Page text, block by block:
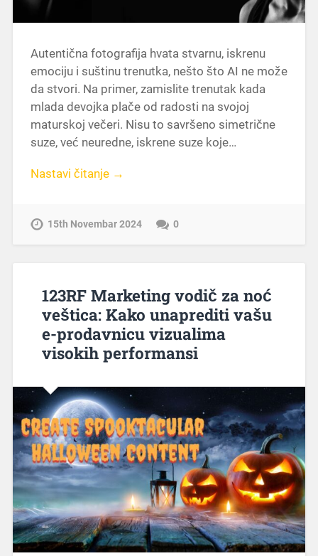
Autentična fotografija hvata stvarnu, iskrenu
emociju i suštinu trenutka, nešto što AI ne može
da stvori. Na primer, zamislite trenutak kada
mlada devojka plače od radosti na svojoj
maturskoj večeri. Nisu to savršeno simetrične
suze, već neuredne, iskrene suze koje…
Nastavi čitanje →
15th Novembar 2024 0
123RF Marketing vodič za noć
veštica: Kako unaprediti vašu
e-prodavnicu vizualima
visokih performansi